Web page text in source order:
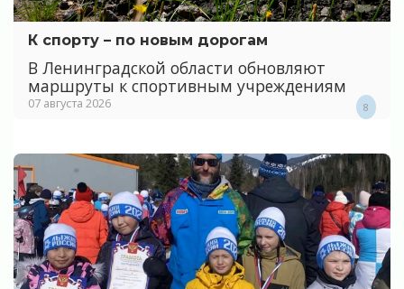
К спорту – по новым дорогам
В Ленинградской области обновляют
маршруты к спортивным учреждениям
07 августа 2026 8